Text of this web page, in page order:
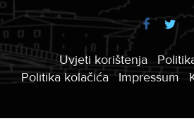
Uvjeti korištenja
Politika kolačića
Impressum